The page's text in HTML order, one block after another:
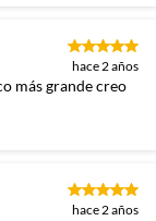
hace 2 años
más grande creo
hace 2 años